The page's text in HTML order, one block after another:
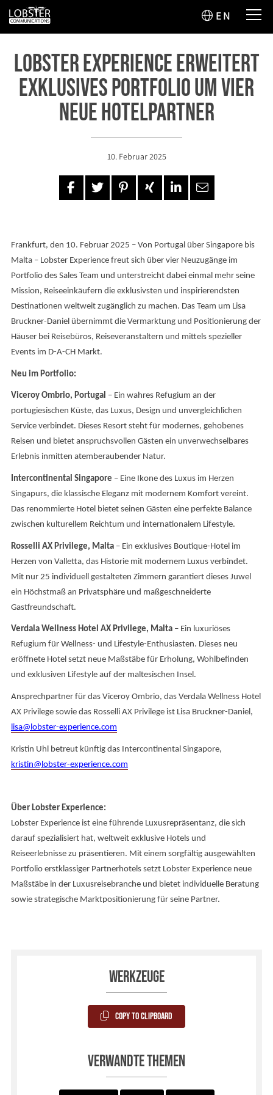
EN
Lobster Experience erweitert
exklusives Portfolio um vier
neue Hotelpartner
10. Februar 2025
Frankfurt, den 10. Februar 2025 – Von Portugal über Singapore bis
Malta – Lobster Experience freut sich über vier Neuzugänge im
Portfolio des Sales Team und unterstreicht dabei einmal mehr seine
Mission, Reiseeinkäufern die exklusivsten und inspirierendsten
Destinationen weltweit zugänglich zu machen. Das Team um Lisa
Bruckner-Daniel übernimmt die Vermarktung und Positionierung der
Häuser bei Reisebüros, Reiseveranstaltern und mittels spezieller
Events im D-A-CH Markt.
Neu im Portfolio:
Viceroy Ombrio, Portugal – Ein wahres Refugium an der
portugiesischen Küste, das Luxus, Design und unvergleichlichen
Service verbindet. Dieses Resort steht für modernes, gehobenes
Reisen und bietet anspruchsvollen Gästen ein unverwechselbares
Erlebnis inmitten atemberaubender Natur.
Intercontinental Singapore – Eine Ikone des Luxus im Herzen
Singapurs, die klassische Eleganz mit modernem Komfort vereint.
Das renommierte Hotel bietet seinen Gästen eine perfekte Balance
zwischen kulturellem Reichtum und internationalem Lifestyle.
Rosselli AX Privilege, Malta– Ein exklusives Boutique-Hotel im
Herzen von Valletta, das Historie mit modernem Luxus verbindet.
Mit nur 25 individuell gestalteten Zimmern garantiert dieses Juwel
ein Höchstmaß an Privatsphäre und maßgeschneiderte
Gastfreundschaft.
Verdala Wellness Hotel AX Privilege, Malta– Ein luxuriöses
Refugium für Wellness- und Lifestyle-Enthusiasten. Dieses neu
eröffnete Hotel setzt neue Maßstäbe für Erholung, Wohlbefinden
und exklusiven Lifestyle auf der maltesischen Insel.
Ansprechpartner für das Viceroy Ombrio, das Verdala Wellness Hotel
AX Privilege sowie das Rosselli AX Privilege ist Lisa Bruckner-Daniel,
lisa@lobster-experience.com
Kristin Uhl betreut künftig das Intercontinental Singapore,
kristin@lobster-experience.com
Über Lobster Experience:
Lobster Experience ist eine führende Luxusrepräsentanz, die sich
darauf spezialisiert hat, weltweit exklusive Hotels und
Reiseerlebnisse zu präsentieren. Mit einem sorgfältig ausgewählten
Portfolio erstklassiger Partnerhotels setzt Lobster Experience neue
Maßstäbe in der Luxusreisebranche und bietet individuelle Beratung
sowie strategische Marktpositionierung für seine Partner.
Werkzeuge
Copy to Clipboard
Verwandte Themen